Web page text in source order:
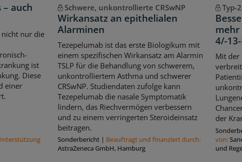
auch
nur die
ist
Diese
einer
Schwere, unkontrollierte CRSwNP
Wirkansatz an epithelialen
Alarminen
Tezepelumab ist das erste Biologikum mit
einem spezifischen Wirkansatz am Alarmin
TSLP für die Behandlung von schwerem,
unkontrolliertem Asthma und schwerer
CRSwNP. Studiendaten zufolge kann
Tezepelumab die nasale Symptomatik
lindern, das Riechvermögen verbessern
und zu einem verringerten Steroideinsatz
beitragen.
Sonderbericht| Beauftragt und ﬁnanziert durch:
AstraZeneca GmbH, Hamburg
Typ-
mehr
4/-
Mit der
der
von:
und